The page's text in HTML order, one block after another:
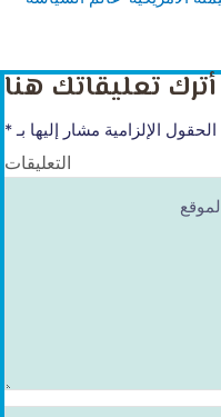
أترك تعليقاتك هنا
الحقول الإلزامية مشار إليها بـ*
التعليقات